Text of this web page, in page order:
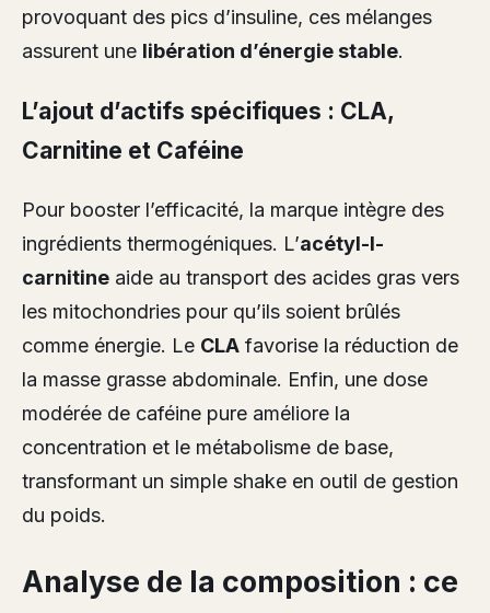
provoquant des pics d’insuline, ces mélanges
assurent une libération d’énergie stable.
L’ajout d’actifs spécifiques : CLA,
Carnitine et Caféine
Pour booster l’efficacité, la marque intègre des
ingrédients thermogéniques. L’acétyl-l-
carnitine aide au transport des acides gras vers
les mitochondries pour qu’ils soient brûlés
comme énergie. Le CLA favorise la réduction de
la masse grasse abdominale. Enfin, une dose
modérée de caféine pure améliore la
concentration et le métabolisme de base,
transformant un simple shake en outil de gestion
du poids.
Analyse de la composition : ce